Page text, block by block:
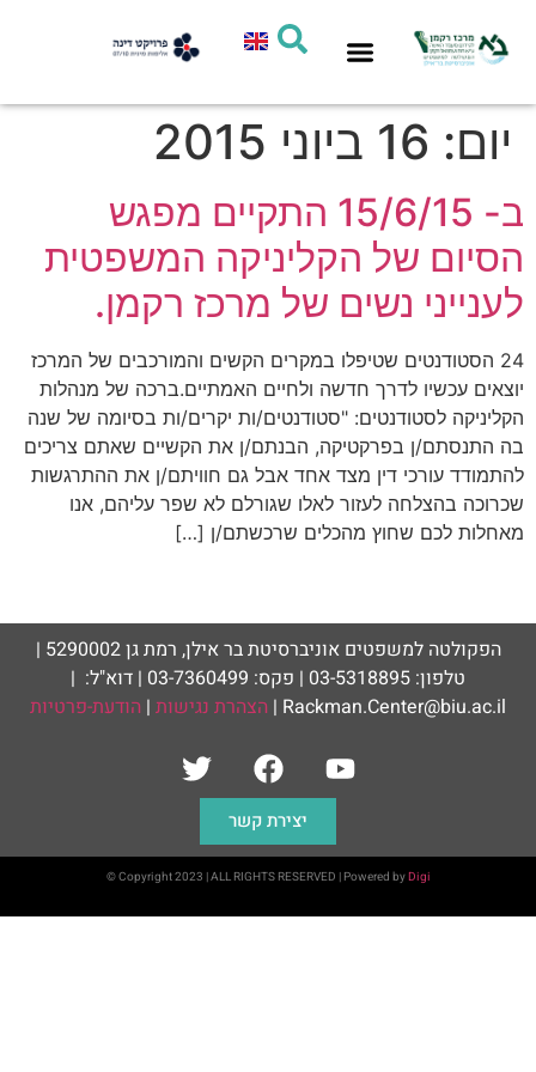
יום: 16 ביוני 2015
ב- 15/6/15 התקיים מפגש
הסיום של הקליניקה המשפטית
לענייני נשים של מרכז רקמן.
24 הסטודנטים שטיפלו במקרים הקשים והמורכבים של המרכז
יוצאים עכשיו לדרך חדשה ולחיים האמתיים.ברכה של מנהלות
הקליניקה לסטודנטים: "סטודנטים/ות יקרים/ות בסיומה של שנה
בה התנסתם/ן בפרקטיקה, הבנתם/ן את הקשיים שאתם צריכים
להתמודד עורכי דין מצד אחד אבל גם חוויתם/ן את ההתרגשות
שכרוכה בהצלחה לעזור לאלו שגורלם לא שפר עליהם, אנו
מאחלות לכם שחוץ מהכלים שרכשתם/ן […]
הפקולטה למשפטים אוניברסיטת בר אילן, רמת גן 5290002 |
טלפון: 03-5318895 | פקס: 03-7360499 | דוא"ל: |
Rackman.Center@biu.ac.il | הצהרת נגישות | הודעת-פרטיות
יצירת קשר
© Copyright 2023 | ALL RIGHTS RESERVED | Powered byDigi